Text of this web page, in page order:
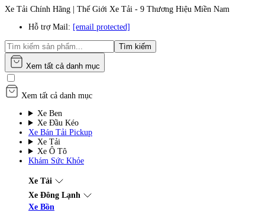
Xe Tải Chính Hãng | Thế Giới Xe Tải - 9 Thương Hiệu Miền Nam
Hỗ trợ Mail: [email protected]
Tìm kiếm
Xem tất cả danh mục
Xem tất cả danh mục
Xe Ben
Xe Đầu Kéo
Xe Bán Tải Pickup
Xe Tải
Xe Ô Tô
Khám Sức Khỏe
Xe Tải
Xe Đông Lạnh
Xe Bồn